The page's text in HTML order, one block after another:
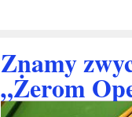
Znamy
„Żerom